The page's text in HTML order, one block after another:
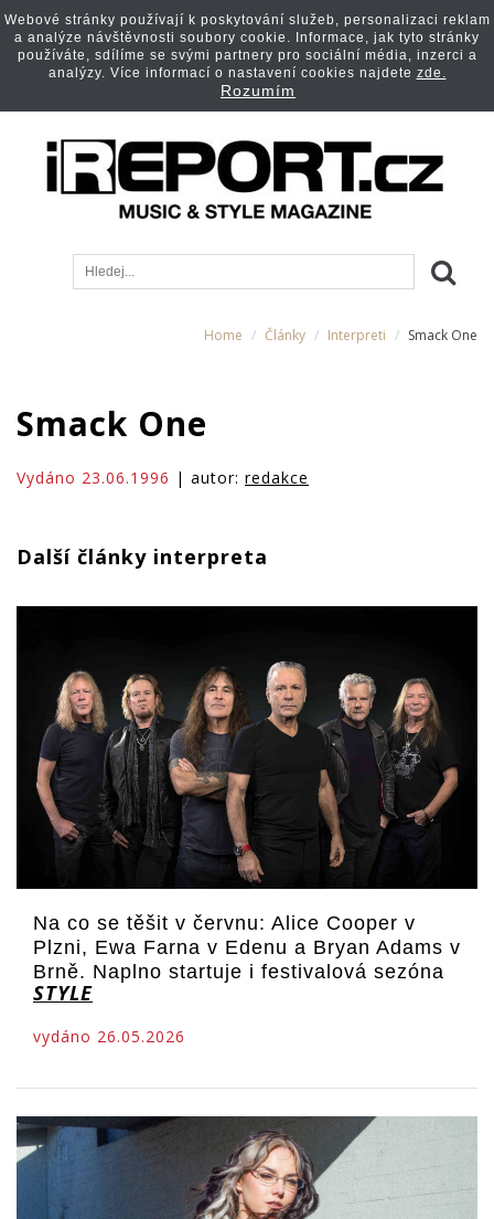
Home Články Interpreti Smack One
Smack One
Vydáno 23.06.1996 | autor: redakce
Další články interpreta
Na co se těšit v červnu: Alice Cooper v
Plzni, Ewa Farna v Edenu a Bryan Adams v
Brně. Naplno startuje i festivalová sezóna
STYLE
vydáno 26.05.2026
Webové stránky používají k poskytování služeb, personalizaci reklam
a analýze návštěvnosti soubory cookie. Informace, jak tyto stránky
používáte, sdílíme se svými partnery pro sociální média, inzerci a
analýzy. Více informací o nastavení cookies najdete zde.
Rozumím